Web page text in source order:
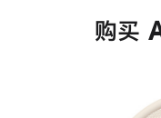
购买